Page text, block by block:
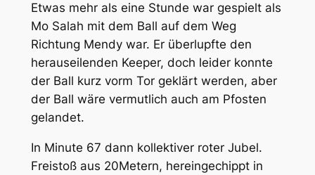
Etwas mehr als eine Stunde war gespielt als
Mo Salah mit dem Ball auf dem Weg
Richtung Mendy war. Er überlupfte den
herauseilenden Keeper, doch leider konnte
der Ball kurz vorm Tor geklärt werden, aber
der Ball wäre vermutlich auch am Pfosten
gelandet.
In Minute 67 dann kollektiver roter Jubel.
Freistoß aus 20Metern, hereingechippt in